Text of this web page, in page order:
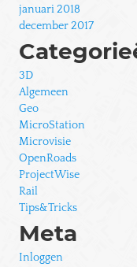
januari 2018
december 2017
3D
Algemeen
Geo
MicroStation
Microvisie
OpenRoads
ProjectWise
Rail
Tips&Tricks
Meta
Inloggen